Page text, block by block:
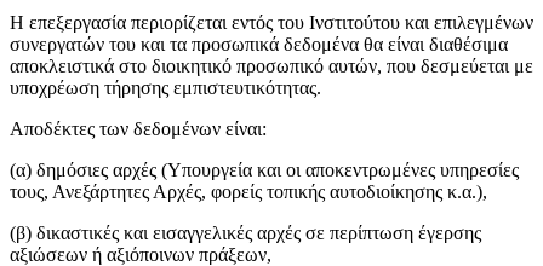
Η επεξεργασία περιορίζεται εντός του Ινστιτούτου και επιλεγμένων
συνεργατών του και τα προσωπικά δεδομένα θα είναι διαθέσιμα
αποκλειστικά στο διοικητικό προσωπικό αυτών, που δεσμεύεται με
υποχρέωση τήρησης εμπιστευτικότητας.
Αποδέκτες των δεδομένων είναι:
(α) δημόσιες αρχές (Υπουργεία και οι αποκεντρωμένες υπηρεσίες
τους, Ανεξάρτητες Αρχές, φορείς τοπικής αυτοδιοίκησης κ.α.),
(β) δικαστικές και εισαγγελικές αρχές σε περίπτωση έγερσης
αξιώσεων ή αξιόποινων πράξεων,